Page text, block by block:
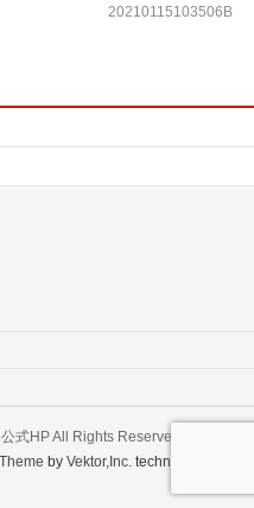
20210115103506B
式HPAll Rights Reserved.
byVektor,Inc. technology.